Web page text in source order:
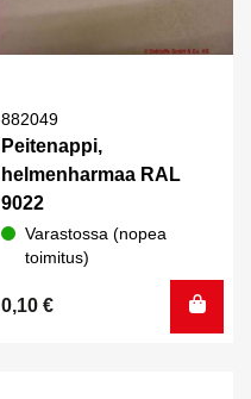
882049
Peitenappi,
helmenharmaa RAL
9022
Varastossa (nopea
toimitus)
0,10 €